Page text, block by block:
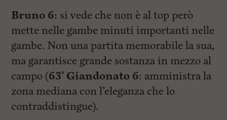
Bruno 6: si vede che non è al top però
mette nelle gambe minuti importanti nelle
gambe. Non una partita memorabile la sua,
ma garantisce grande sostanza in mezzo al
campo (63’ Giandonato 6: amministra la
zona mediana con l’eleganza che lo
contraddistingue).